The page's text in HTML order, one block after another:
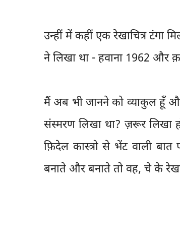
उन्हीं में कहीं एक रेखाचित्र टंगा
ने लिखा था - हवाना 1962 और
मैं अब भी जानने को व्याकुल हूँ और
संस्मरण लिखा था? ज़रूर लिखा
फ़िदेल कास्त्रो से भेंट वाली
बनाते और बनाते तो वह, चे के